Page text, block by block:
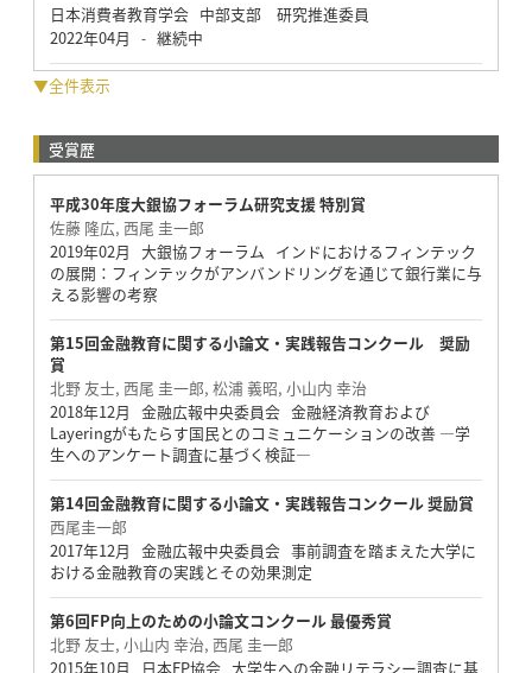
日本消費者教育学会 中部支部 研究推進委員
2022年04月
- 継続中
▼全件表示
受賞歴
平成30年度大銀協フォーラム研究支援 特別賞
佐藤 隆広, 西尾 圭一郎
2019年02月 大銀協フォーラム インドにおけるフィンテック
の展開：フィンテックがアンバンドリングを通じて銀行業に与
える影響の考察
第15回金融教育に関する小論文・実践報告コンクール 奨励
賞
北野 友士, 西尾 圭一郎, 松浦 義昭, 小山内 幸治
2018年12月 金融広報中央委員会 金融経済教育および
Layeringがもたらす国民とのコミュニケーションの改善 ―学
生へのアンケート調査に基づく検証―
第14回金融教育に関する小論文・実践報告コンクール 奨励賞
西尾圭一郎
2017年12月 金融広報中央委員会 事前調査を踏まえた大学に
おける金融教育の実践とその効果測定
第6回FP向上のための小論文コンクール 最優秀賞
北野 友士, 小山内 幸治, 西尾 圭一郎
2015年10月 日本FP協会 大学生への金融リテラシー調査に基